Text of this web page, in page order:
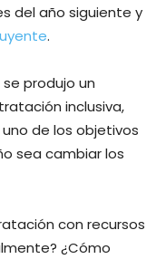
del año siguiente y
.
produjo un
inclusiva,
de los objetivos
sea cambiar los
con recursos
¿Cómo